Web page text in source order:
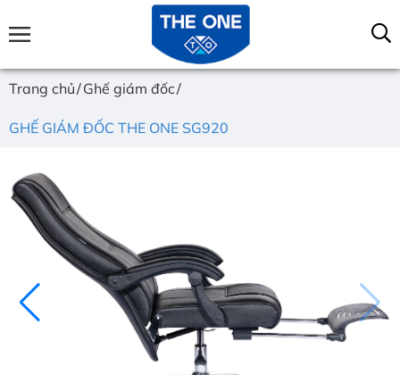
Trang chủ Ghế giám đốc
GHẾ GIÁM ĐỐC THE ONE SG920